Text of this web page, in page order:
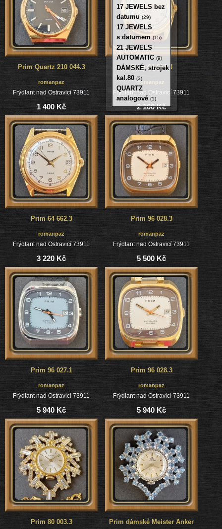
17 JEWELS bez
datumu (29)
17 JEWELS
s datumem (15)
21 JEWELS
AUTOMATIC (9)
DÁMSKÉ, strojek
kal.80 (3)
QUARTZ
analogové (1)
Prim Quartz 210 044.3
romanpaz
Frýdlant nad Ostravicí 73911
1 400 Kč
Prim 64 663.3
romanpaz
Frýdlant nad Ostravicí 73911
2 100 Kč
Prim 64 662.3
romanpaz
Frýdlant nad Ostravicí 73911
3 220 Kč
Prim 96 028.3
romanpaz
Frýdlant nad Ostravicí 73911
5 500 Kč
Prim 96 027.1
romanpaz
Frýdlant nad Ostravicí 73911
5 940 Kč
Prim 96 028.3
romanpaz
Frýdlant nad Ostravicí 73911
5 940 Kč
Prim 80 003.3 Prim dámské Meister Anker